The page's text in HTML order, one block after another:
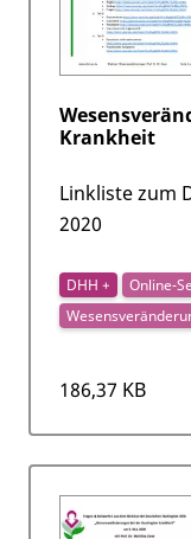
Krankheit
Linkliste zum
2020
186,37 KB
DHH + Online-